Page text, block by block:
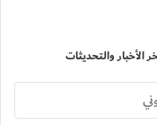
والتحديثات